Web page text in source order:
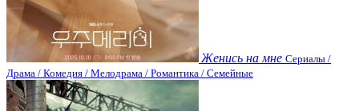
Женись на мне Сериалы /
Драма / Комедия / Мелодрама / Романтика / Семейные